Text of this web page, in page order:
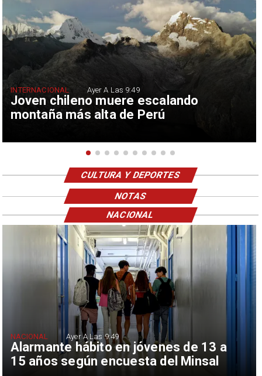
Joven chileno muere escalando
montaña más alta de Perú
INTERNACIONAL Ayer A Las 9:49
CULTURA Y DEPORTES
NOTAS
Alarmante hábito en jóvenes de 13 a
15 años según encuesta del Minsal
NACIONAL Ayer A Las 9:49
NACIONAL